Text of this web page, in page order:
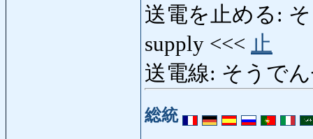
送電を止める:
supply <<< 止
送電線: そうで
総統